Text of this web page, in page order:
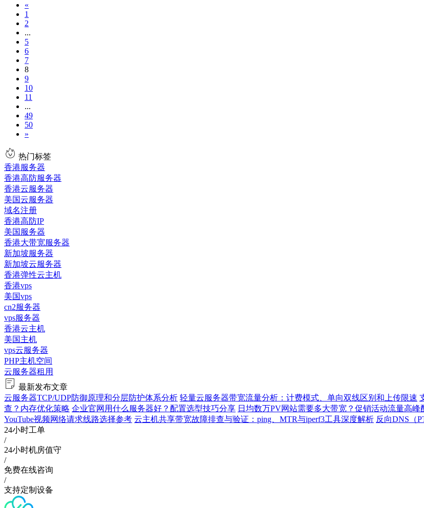
«
1
2
...
5
6
7
8
9
10
11
...
49
50
»
热门标签
香港服务器
香港高防服务器
香港云服务器
美国云服务器
域名注册
香港高防IP
美国服务器
香港大带宽服务器
新加坡服务器
新加坡云服务器
香港弹性云主机
香港vps
美国vps
cn2服务器
vps服务器
香港云主机
美国主机
vps云服务器
PHP主机空间
云服务器租用
最新发布文章
云服务器TCP/UDP防御原理和分层防护体系分析 轻量云服务器带宽流量分析：计费模式、单向双线区别和上传限速
查？内存优化策略 企业官网用什么服务器好？配置选型技巧分享 日均数万PV网站需要多大带宽？促销活动流量高峰
YouTube视频网络请求线路选择参考 云主机共享带宽故障排查与验证：ping、MTR与iperf3工具深度解析 反向DNS（
24小时工单
/
24小时机房值守
/
免费在线咨询
/
支持定制设备